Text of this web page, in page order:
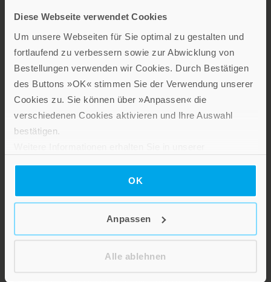
Diese Webseite verwendet Cookies
Um unsere Webseiten für Sie optimal zu gestalten und
fortlaufend zu verbessern sowie zur Abwicklung von
Bestellungen verwenden wir Cookies. Durch Bestätigen
des Buttons »OK« stimmen Sie der Verwendung unserer
Cookies zu. Sie können über »Anpassen« die
verschiedenen Cookies aktivieren und Ihre Auswahl
bestätigen.
OK
Anpassen
Alle ablehnen
NEWSLETTER
KARRIERE
KUNDENINFO
Die Verlage der Verlagsgruppe
Patmos
Stillen Sie Ihren Wissensdurst und entdecken Sie bei Patmos